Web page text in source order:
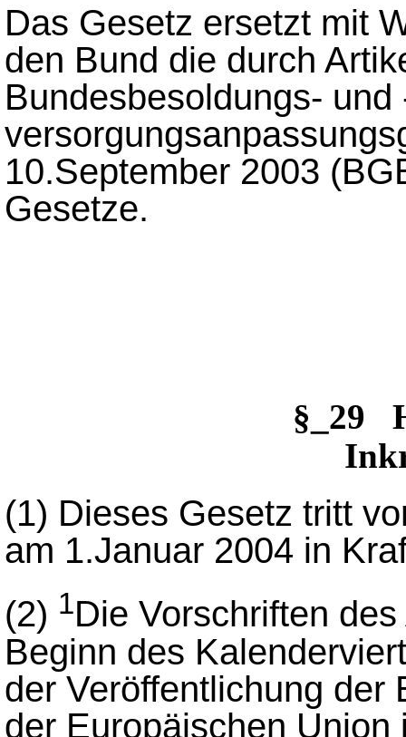
Das Gesetz ersetzt mit
den Bund die durch
Bundesbesoldungs- und
10.September 2003
Gesetze.
§_29
(1) Dieses Gesetz tritt
am 1.Januar 2004 in
(2) 1Die Vorschriften
Beginn des
der Veröffentlichung der
der Europäischen